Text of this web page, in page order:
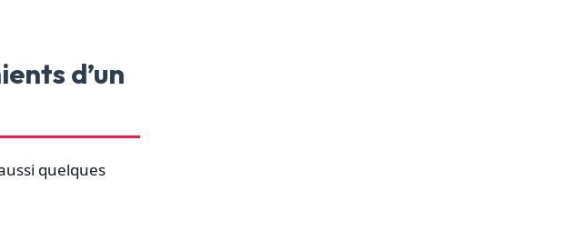
d’un
quelques